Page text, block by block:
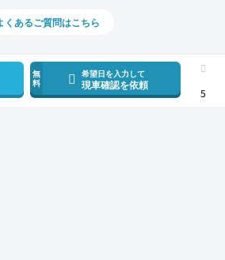
無
料
希望日を入力して
現車確認を依頼
5
くあるご質問はこちら